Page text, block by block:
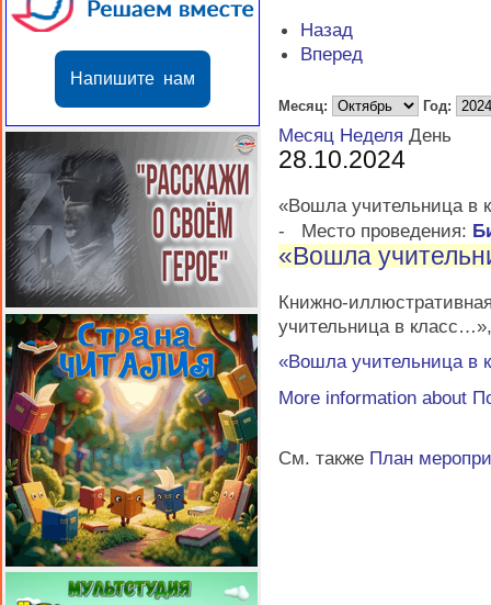
Напишите нам
Назад
Вперед
Месяц: Год:
Месяц Неделя День
28.10.2024
«Вошла учительница в
-
Место проведения:
«Вошла
Книжно-
учительница в
«Вошла учительница в
More information about
См. также План